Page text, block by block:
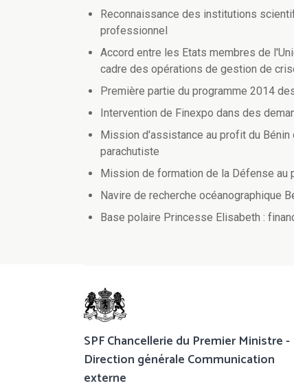
Reconnaissance des institutions
professionnel
Accord entre les Etats membres de
cadre des opérations de gestion de
Première partie du programme 2014
Intervention de Finexpo dans des
Mission d'assistance au profit du
parachutiste
Mission de formation de la Défense
Navire de recherche océanographique
Base polaire Princesse Elisabeth :
SPF Chancellerie du Premier Ministre -
Direction générale Communication
externe